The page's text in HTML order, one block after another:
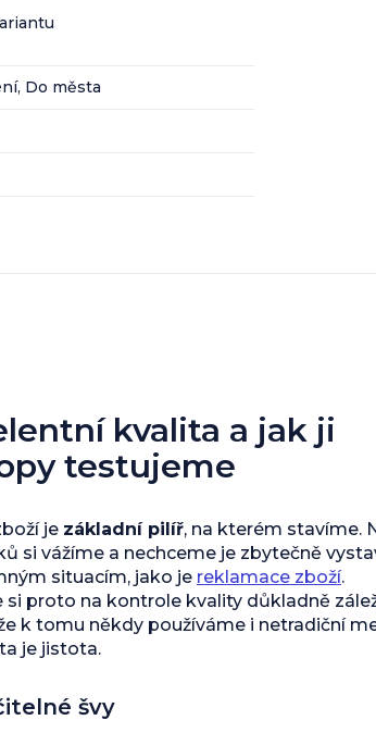
Do města
kvalita a jak ji
testujeme
je základní pilíř, na kterém stavíme.
si vážíme a nechceme je zbytečně
situacím, jako je reklamace zboží.
si proto na kontrole kvality důkladně
k tomu někdy používáme i netradiční
je jistota.
švy